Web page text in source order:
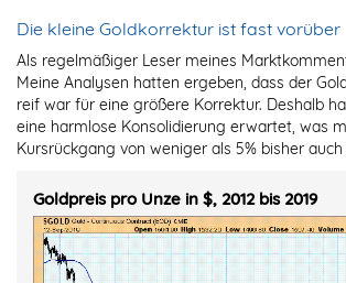
Die kleine Goldkorrektur ist fast vorüber
Als regelmäßiger Leser meines
Meine Analysen hatten ergeben, dass der
reif war für eine größere Korrektur. Deshalb
eine harmlose Konsolidierung erwartet, was
Kursrückgang von weniger als 5% bisher
Goldpreis pro Unze in $, 2012 bis 2019